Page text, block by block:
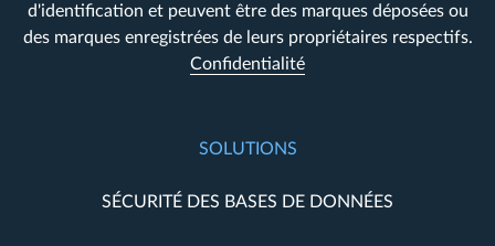
d'identification et peuvent être des marques déposées ou
des marques enregistrées de leurs propriétaires respectifs.
Confidentialité
SOLUTIONS
SÉCURITÉ DES BASES DE DONNÉES